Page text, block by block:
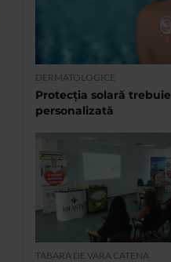
DERMATOLOGICE
Protecția solară trebuie
personalizată
TABARA DE VARA CATENA